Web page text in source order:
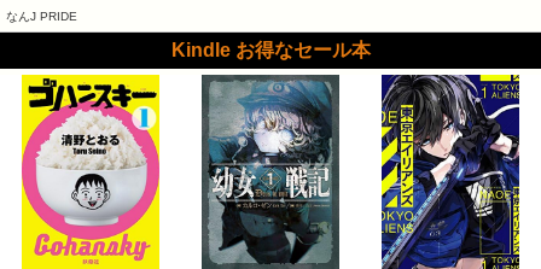
なんJ PRIDE
Kindle お得なセール本